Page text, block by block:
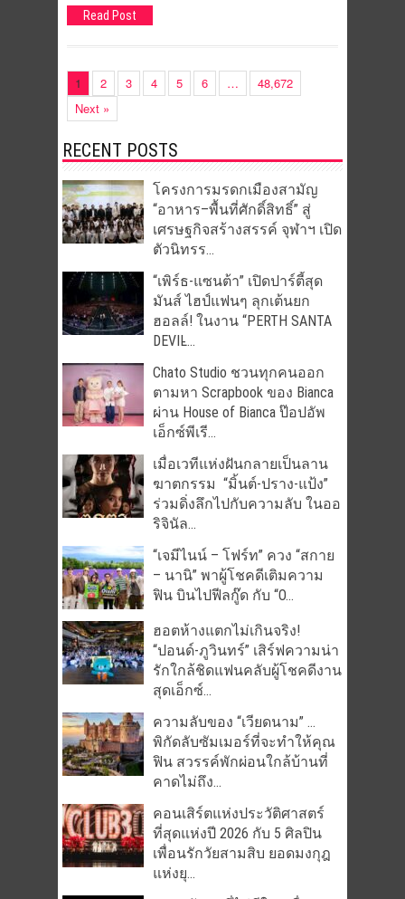
Read Post
1 2 3 4 5 6 …
48,672
Next »
RECENT POSTS
โครงการมรดกเมืองสามัญ
“อาหาร–พื้นที่ศักดิ์สิทธิ์” สู่
เศรษฐกิจสร้างสรรค์ จุฬาฯ เปิด
ตัวนิทรร...
“เพิร์ธ-แซนต้า” เปิดปาร์ตี้สุด
มันส์ ไฮป์แฟนๆ ลุกเต้นยก
ฮอลล์! ในงาน “PERTH SANTA
DEVIL̵...
Chato Studio ชวนทุกคนออก
ตามหา Scrapbook ของ Bianca
ผ่าน House of Bianca ป๊อปอัพ
เอ็กซ์พีเรี...
เมื่อเวทีแห่งฝันกลายเป็นลาน
ฆาตกรรม “มิ้นต์-ปราง-แป้ง”
ร่วมดิ่งลึกไปกับความลับ ในออ
ริจินัล...
“เจมีไนน์ – โฟร์ท” ควง “สกาย
– นานิ” พาผู้โชคดีเติมความ
ฟิน บินไปฟีลกู๊ด กับ “O...
ฮอตห้างแตกไม่เกินจริง!
“ปอนด์-ภูวินทร์” เสิร์ฟความน่า
รักใกล้ชิดแฟนคลับผู้โชคดีงาน
สุดเอ็กซ์...
ความลับของ “เวียดนาม” …
พิกัดลับซัมเมอร์ที่จะทำให้คุณ
ฟิน สวรรค์พักผ่อนใกล้บ้านที่
คาดไม่ถึง...
คอนเสิร์ตแห่งประวัติศาสตร์
ที่สุดแห่งปี 2026 กับ 5 ศิลปิน
เพื่อนรักวัยสามสิบ ยอดมงกุฎ
แห่งยุ...